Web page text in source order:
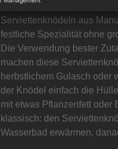
denkt man natürlich an
Serviettenknödeln aus
festliche Spezialität ohne
Die Verwendung bester
machen diese
herbstlichem Gulasch oder
der Knödel einfach die
mit etwas Pflanzenfett oder
klassisch: den
Wasserbad erwärmen,